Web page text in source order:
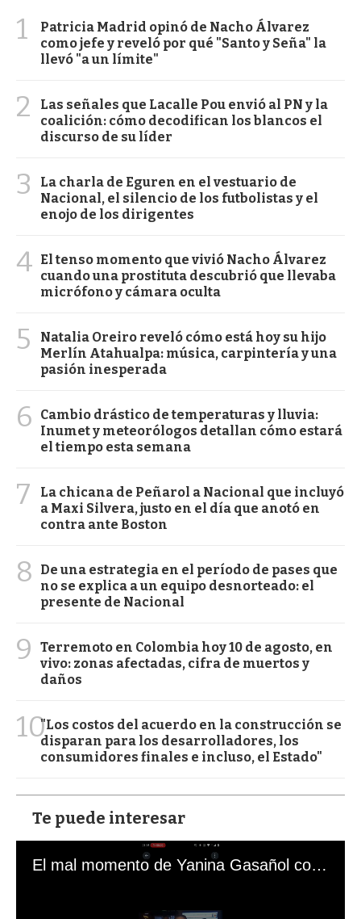
1
Patricia Madrid opinó de Nacho Álvarez
como jefe y reveló por qué "Santo y Seña" la
llevó "a un límite"
2
Las señales que Lacalle Pou envió al PN y la
coalición: cómo decodifican los blancos el
discurso de su líder
3
La charla de Eguren en el vestuario de
Nacional, el silencio de los futbolistas y el
enojo de los dirigentes
4 El tenso momento que vivió Nacho Álvarez
cuando una prostituta descubrió que llevaba
micrófono y cámara oculta
5
Natalia Oreiro reveló cómo está hoy su hijo
Merlín Atahualpa: música, carpintería y una
pasión inesperada
6
Cambio drástico de temperaturas y lluvia:
Inumet y meteorólogos detallan cómo estará
el tiempo esta semana
7
La chicana de Peñarol a Nacional que incluyó
a Maxi Silvera, justo en el día que anotó en
contra ante Boston
8
De una estrategia en el período de pases que
no se explica a un equipo desnorteado: el
presente de Nacional
9
Terremoto en Colombia hoy 10 de agosto, en
vivo: zonas afectadas, cifra de muertos y
daños
10"Los costos del acuerdo en la construcción se
disparan para los desarrolladores, los
consumidores finales e incluso, el Estado"
Te puede interesar
El mal momento de Yanina Gasañol con un hincha argentino en "Subrayado"